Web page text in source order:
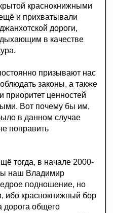
краснокнижными
и прихватывали
дороги,
в качестве
призывают нас
законы, а также
приоритет ценностей
Вот почему бы им,
в данном случае
поправить
тогда, в начале 2000-
наш Владимир
подношение, но
ибо краснокнижный бор
дорога общего